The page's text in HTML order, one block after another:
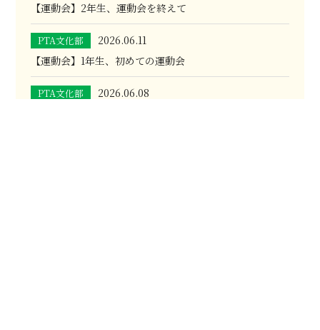
【運動会】2年生、運動会を終えて
PTA文化部
2026.06.11
【運動会】1年生、初めての運動会
PTA文化部
2026.06.08